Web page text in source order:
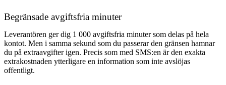
Begränsade avgiftsfria minuter
Leverantören ger dig 1 000 avgiftsfria minuter som delas på hela
kontot. Men i samma sekund som du passerar den gränsen hamnar
du på extraavgifter igen. Precis som med SMS:en är den exakta
extrakostnaden ytterligare en information som inte avslöjas
offentligt.